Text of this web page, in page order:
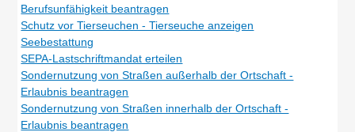
Berufsunfähigkeit beantragen
Schutz vor Tierseuchen - Tierseuche anzeigen
Seebestattung
SEPA-Lastschriftmandat erteilen
Sondernutzung von Straßen außerhalb der Ortschaft -
Erlaubnis beantragen
Sondernutzung von Straßen innerhalb der Ortschaft -
Erlaubnis beantragen